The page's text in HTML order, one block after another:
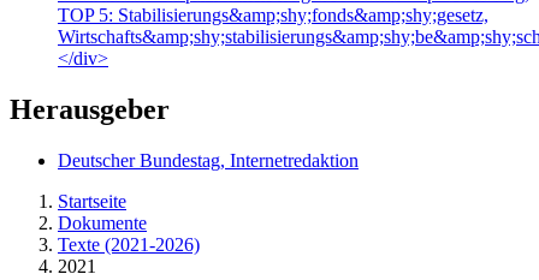
TOP 5: Stabilisierungs&amp;shy;fonds&amp;shy;gesetz,
</div>
Herausgeber
Deutscher Bundestag, Internetredaktion
Startseite
Dokumente
Texte (2021-2026)
2021